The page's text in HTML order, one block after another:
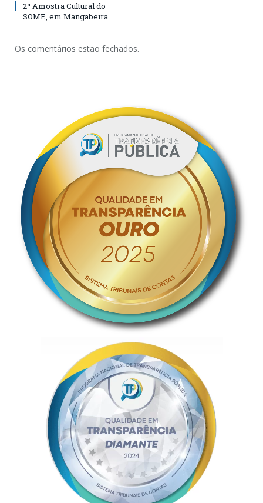
2ª Amostra Cultural do
SOME, em Mangabeira
Os comentários estão fechados.